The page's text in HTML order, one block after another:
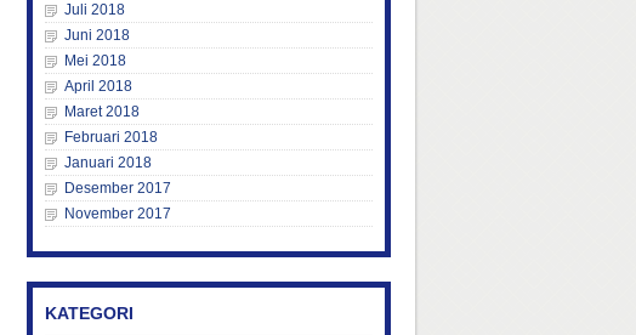
Juli 2018
Juni 2018
Mei 2018
April 2018
Maret 2018
Februari 2018
Januari 2018
Desember 2017
November 2017
KATEGORI